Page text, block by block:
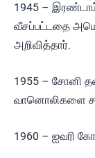
1945 –
வீசப்பட்டதை
அறிவித்தார்.
1955 – சோனி
வானொலிகளை
1960 – ஐவரி